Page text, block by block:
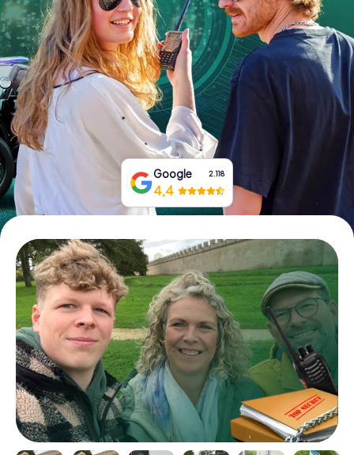
IT
NL
Tickets buchen
Gutscheine bestellen
Google 2.118
4,4